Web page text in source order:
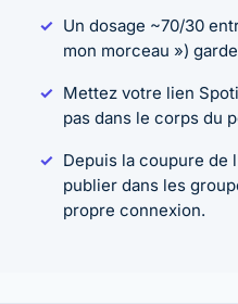
Un dosage ~70/30
mon morceau »)
Mettez votre lien
pas dans le corps du
Depuis la coupure de
publier dans les
propre connexion.